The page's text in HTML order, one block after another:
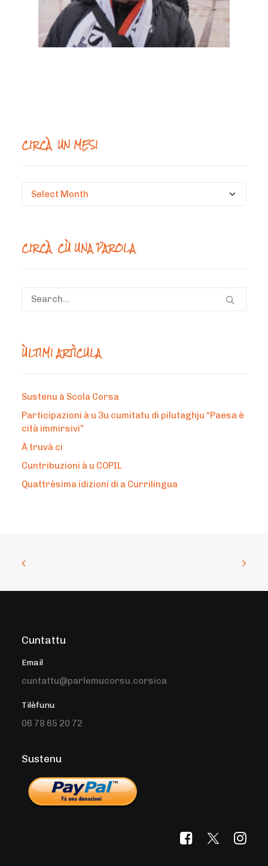
CIRCÀ UN MESI
Circà
CIRCÀ CÙ UNA PAROLA
ÙLTIMI ARTÌCULA
Sustenu à Scola Corsa
Participazioni à u 3u cumitatu di pilutaghju “Paesa è
cità immirsivi”
À truvà ci
Cuntribuzioni à u COPIL
Quattrèsima idizioni di a Currilingua
Cuntattu
Email
cuntattu@parlemucorsu.corsica
Tilèfunu
06 78 65 20 72
Sustenu